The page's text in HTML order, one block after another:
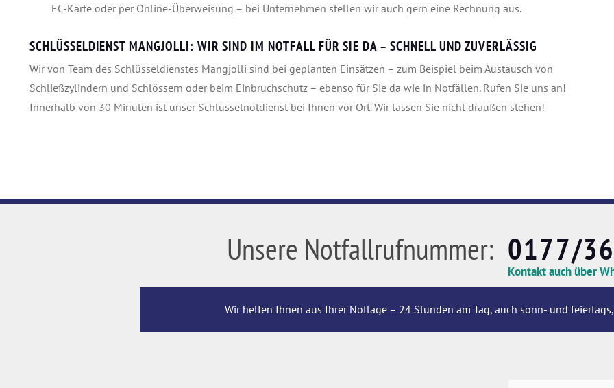
EC-Karte oder per Online-Überweisung – bei Unternehmen stellen wir auch gern eine Rechnung aus.
SCHLÜSSELDIENST MANGJOLLI: WIR SIND IM NOTFALL FÜR SIE DA – SCHNELL UND ZUVERLÄSSIG
Wir von Team des Schlüsseldienstes Mangjolli sind bei geplanten Einsätzen – zum Beispiel beim Austausch von
Schließzylindern und Schlössern oder beim Einbruchschutz – ebenso für Sie da wie in Notfällen. Rufen Sie uns an!
Innerhalb von 30 Minuten ist unser Schlüsselnotdienst bei Ihnen vor Ort. Wir lassen Sie nicht draußen stehen!
Unsere Notfallrufnummer: 0177/
Kontakt auch über
Wir helfen Ihnen aus Ihrer Notlage – 24 Stunden am Tag, auch sonn- und feiertags,